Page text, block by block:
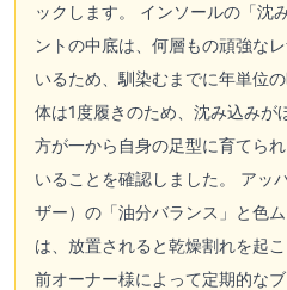
ックします。 インソールの「沈
ントの中底は、何層もの頑強な
いるため、馴染むまでに年単位
体は1度履きのため、沈み込みが
方が一から自身の足型に育てら
いることを確認しました。 アッ
ザー）の「油分バランス」と色
は、放置されると乾燥割れを起
前オーナー様によって定期的な